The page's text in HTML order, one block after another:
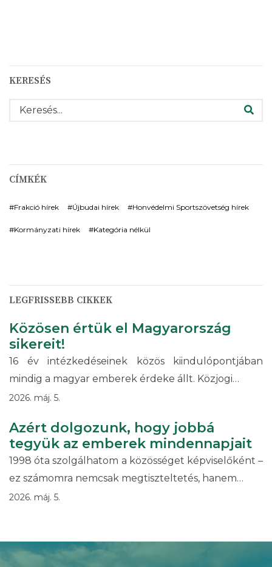
KERESÉS
KERESÉS
CÍMKÉK
Frakció hírek Újbudai hírek Honvédelmi Sportszövetség hírek
Kormányzati hírek Kategória nélkül
LEGFRISSEBB CIKKEK
Közösen értük el Magyarország
sikereit!
16 év intézkedéseinek közös kiindulópontjában
mindig a magyar emberek érdeke állt. Közjogi…
2026. máj. 5.
Azért dolgozunk, hogy jobbá
tegyük az emberek mindennapjait
1998 óta szolgálhatom a közösséget képviselőként –
ez számomra nemcsak megtiszteltetés, hanem…
2026. máj. 5.